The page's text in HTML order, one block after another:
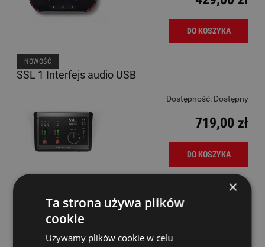
DO KOSZYKA
SSL 1 Interfejs audio USB
Dostępność: Dostępny
719,00 zł
DO KOSZYKA
NOWOŚĆ
SSL 12 Interfejs audio
Dostępność:
×
Ta strona używa plików
cookie
Używamy plików cookie w celu